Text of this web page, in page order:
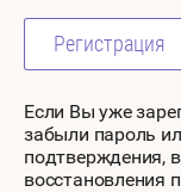
Регистрация
Если Вы уже
забыли пароль
подтверждения,
восстановления